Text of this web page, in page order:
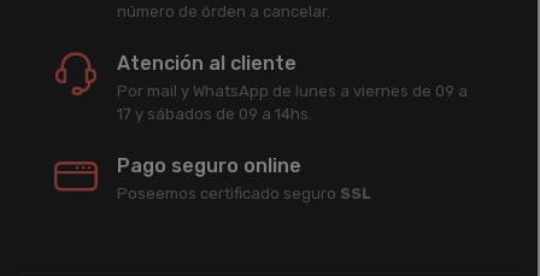
número de órden a cancelar.
Atención al cliente
Por mail y WhatsApp de lunes a viernes de 09 a
17 y sábados de 09 a 14hs.
Pago seguro online
Poseemos certificado seguro SSL